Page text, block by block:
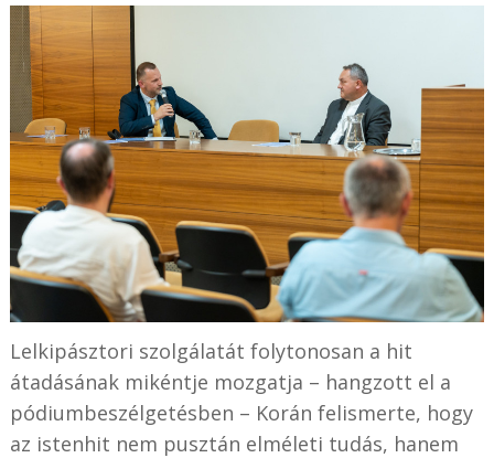
Lelkipásztori szolgálatát folytonosan a hit
átadásának mikéntje mozgatja – hangzott el a
pódiumbeszélgetésben – Korán felismerte, hogy
az istenhit nem pusztán elméleti tudás, hanem